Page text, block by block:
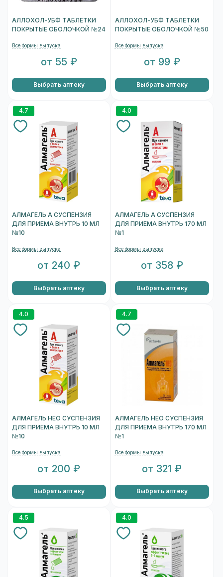
АЛЛОХОЛ-УБФ ТАБЛЕТКИ
ПОКРЫТЫЕ ОБОЛОЧКОЙ №24
Все формы выпуска
от 55 ₽
Выбрать аптеку
АЛЛОХОЛ-УБФ ТАБЛЕТКИ
ПОКРЫТЫЕ ОБОЛОЧКОЙ №50
Все формы выпуска
от 99 ₽
Выбрать аптеку
4.7
АЛМАГЕЛЬ А СУСПЕНЗИЯ
ДЛЯ ПРИЕМА ВНУТРЬ 10 МЛ
№10
Все формы выпуска
от 240 ₽
Выбрать аптеку
4.0
АЛМАГЕЛЬ А СУСПЕНЗИЯ
ДЛЯ ПРИЕМА ВНУТРЬ 170 МЛ
№1
Все формы выпуска
от 358 ₽
Выбрать аптеку
4.0
АЛМАГЕЛЬ НЕО СУСПЕНЗИЯ
ДЛЯ ПРИЕМА ВНУТРЬ 10 МЛ
№10
Все формы выпуска
от 200 ₽
Выбрать аптеку
4.7
АЛМАГЕЛЬ НЕО СУСПЕНЗИЯ
ДЛЯ ПРИЕМА ВНУТРЬ 170 МЛ
№1
Все формы выпуска
от 321 ₽
Выбрать аптеку
4.5 4.0